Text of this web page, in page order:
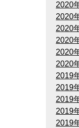
2020
2020
2020
2020
2020
2020
2019
2019
2019
2019
2019